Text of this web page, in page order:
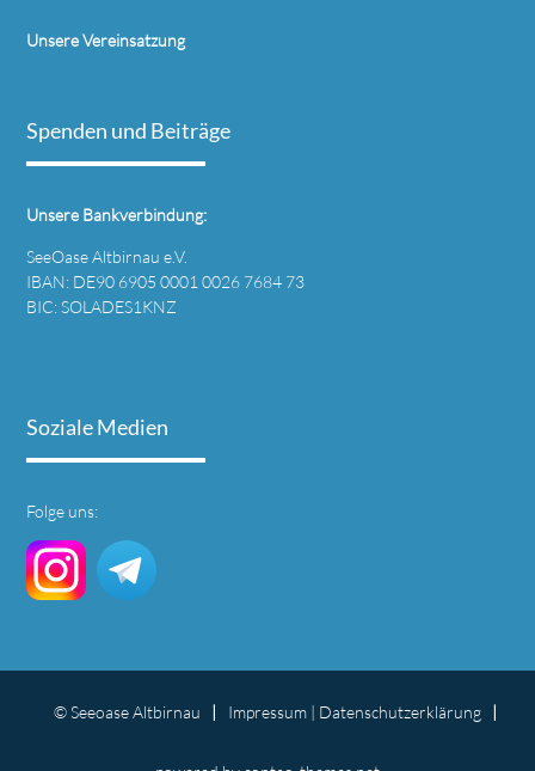
Unsere Vereinsatzung
Spenden und Beiträge
Unsere Bankverbindung:
SeeOase Altbirnau e.V.
IBAN: DE90 6905 0001 0026 7684 73
BIC: SOLADES1KNZ
Soziale Medien
Folge uns:
© Seeoase Altbirnau Impressum | Datenschutz­erklärung